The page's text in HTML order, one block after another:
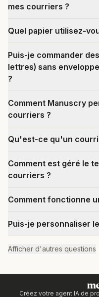
mes courriers ?
Quel papier utilisez-
Puis-je commander
lettres) sans
?
Comment Manuscry
courriers ?
Qu'est-ce qu'un
Comment est géré le
courriers ?
Comment fonctionne
Puis-je personnaliser
Afficher d'autres questions
Créez votre agent IA de